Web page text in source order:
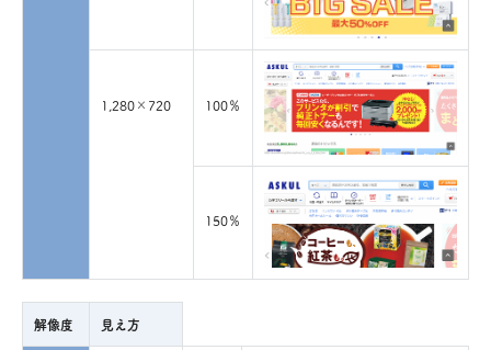
1,280×720 100％
150％
解像度 見え方